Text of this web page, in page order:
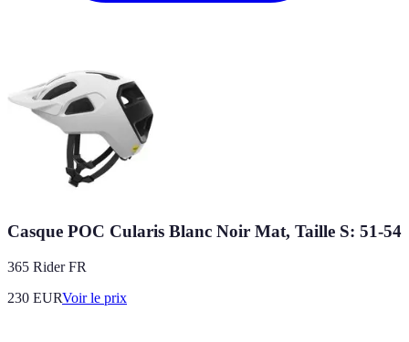
Casque POC Cularis Blanc Noir Mat, Taille S: 51-54
365 Rider FR
230 EURVoir le prix